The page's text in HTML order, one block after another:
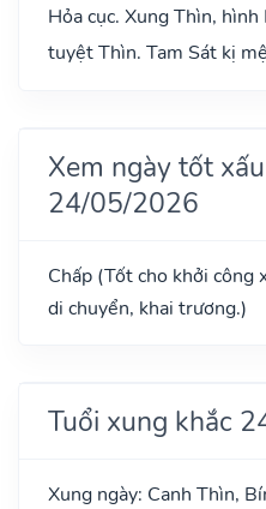
Hỏa cục. Xung Thìn,
tuyệt Thìn. Tam Sát kị
Xem ngày tốt
24/05/2026
Chấp (Tốt cho khởi công
di chuyển, khai trương.)
Tuổi xung khắc
Xung ngày: Canh Thìn,